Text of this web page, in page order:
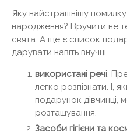
Яку найстрашнішу
народження? Вручити не
свята. А ще є список
дарувати навіть внучці.
використані речі.
легко розпізнати. І,
подарунок дівчинці,
розташування.
Засоби гігієни та